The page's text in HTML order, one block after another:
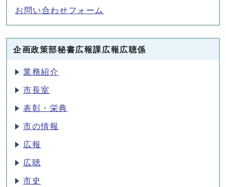
お問い合わせフォーム
企画政策部秘書広報課広報広聴係
業務紹介
市長室
表彰・栄典
市の情報
広報
広聴
市史